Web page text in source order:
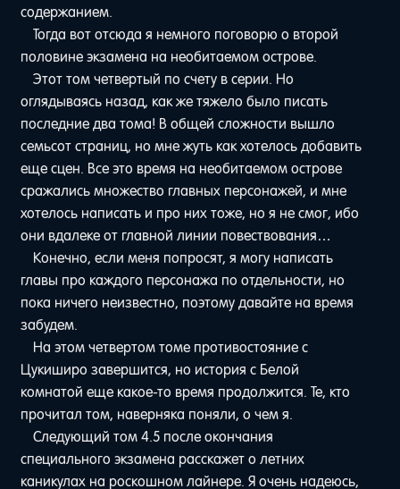
содержанием.
Тогда вот отсюда я немного поговорю о второй
половине экзамена на необитаемом острове.
Этот том четвертый по счету в серии. Но
оглядываясь назад, как же тяжело было писать
последние два тома! В общей сложности вышло
семьсот страниц, но мне жуть как хотелось добавить
еще сцен. Все это время на необитаемом острове
сражались множество главных персонажей, и мне
хотелось написать и про них тоже, но я не смог, ибо
они вдалеке от главной линии повествования…
Конечно, если меня попросят, я могу написать
главы про каждого персонажа по отдельности, но
пока ничего неизвестно, поэтому давайте на время
забудем.
На этом четвертом томе противостояние с
Цукиширо завершится, но история с Белой
комнатой еще какое-то время продолжится. Те, кто
прочитал том, наверняка поняли, о чем я.
Следующий том 4.5 после окончания
специального экзамена расскажет о летних
каникулах на роскошном лайнере. Я очень надеюсь,